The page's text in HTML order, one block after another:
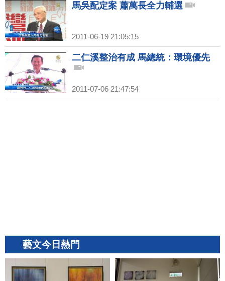
馬吳配定案 蕭萬長全力輔選
2011-06-19 21:05:15
二仁溪整治有成 馬總統：環境優先
2011-07-06 21:47:54
藝文今日熱門